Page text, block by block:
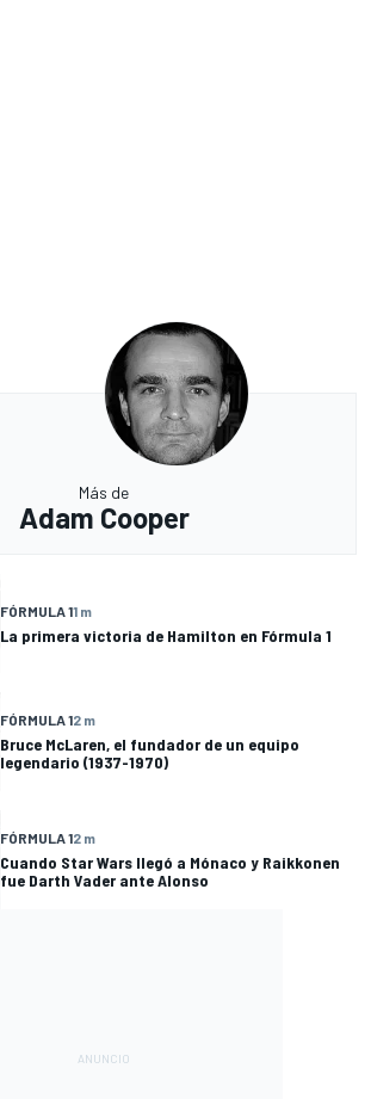
Más de
Adam Cooper
FÓRMULA 11 m
La primera victoria de Hamilton en Fórmula 1
FÓRMULA 12 m
Bruce McLaren, el fundador de un equipo
legendario (1937-1970)
FÓRMULA 12 m
Cuando Star Wars llegó a Mónaco y Raikkonen
fue Darth Vader ante Alonso